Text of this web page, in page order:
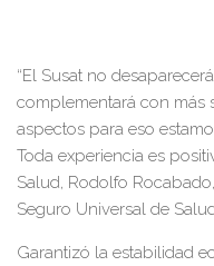
“El Susat no
complementará con más
aspectos para eso
Toda experiencia es
Salud, Rodolfo
Seguro Universal de
Garantizó la estabilidad